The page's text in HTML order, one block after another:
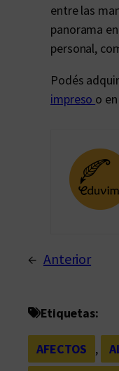
entre las
panorama
personal,
Podés
impreso o
← Anterior
Etiquetas:
AFECTOS ,